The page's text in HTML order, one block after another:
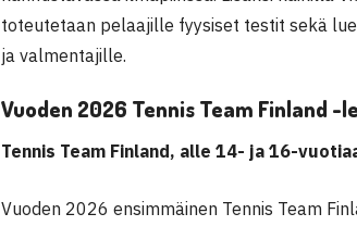
toteutetaan pelaajille fyysiset testit sekä
ja valmentajille.
Vuoden 2026 Tennis Team Finland -
Tennis Team Finland, alle 14- ja 16-
Vuoden 2026 ensimmäinen Tennis Team